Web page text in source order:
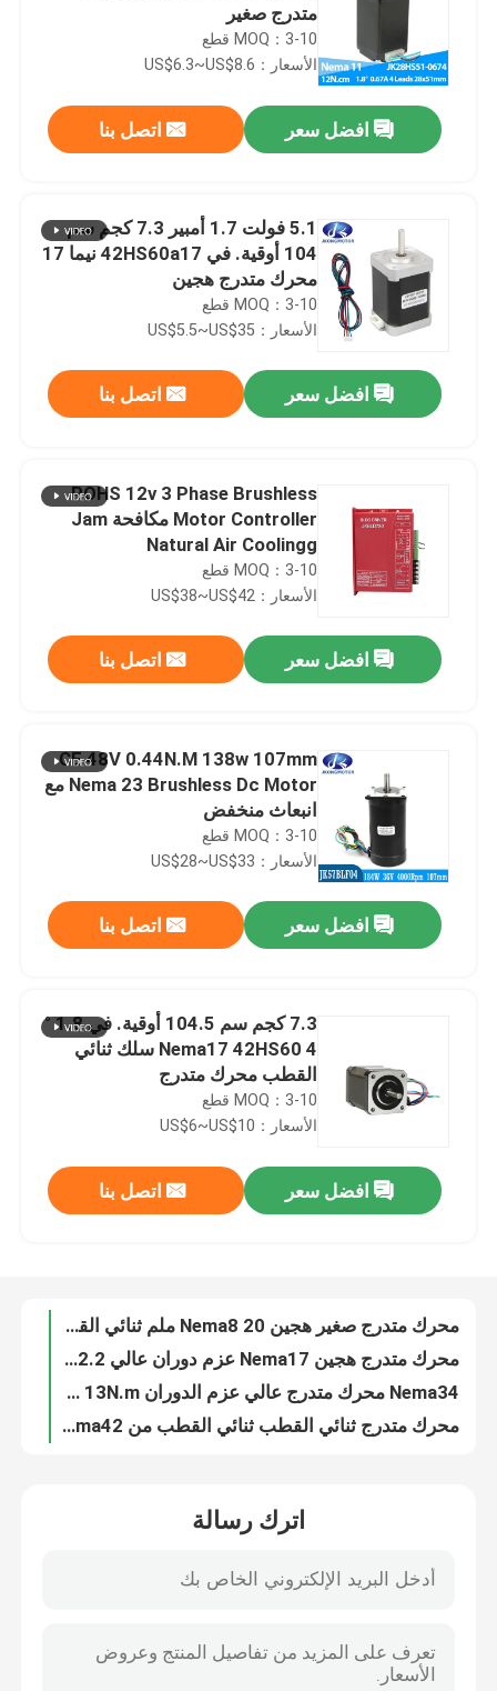
منتجات
معلومات عنا
مراقبة الجودة
اتصل بنا
محرك DC بدون فرشات
متدرج صغير
MOQ：3-10 قطع
الأسعار：US$6.3~US$8.6
افضل سعر اتصل بنا
5.1 فولت 1.7 أمبير 7.3 كجم سم
104 أوقية. في 42HS60a17 نيما 17
محرك متدرج هجين
MOQ：3-10 قطع
الأسعار：US$5.5~US$35
افضل سعر اتصل بنا
ROHS 12v 3 Phase Brushless
Motor Controller مكافحة Jam
Natural Air Coolingg
MOQ：3-10 قطع
الأسعار：US$38~US$42
افضل سعر اتصل بنا
CE 48V 0.44N.M 138w 107mm
Nema 23 Brushless Dc Motor مع
انبعاث منخفض
MOQ：3-10 قطع
الأسعار：US$28~US$33
افضل سعر اتصل بنا
7.3 كجم سم 104.5 أوقية. في 1.8 °
Nema17 42HS60 4 سلك ثنائي
القطب محرك متدرج
MOQ：3-10 قطع
الأسعار：US$6~US$10
افضل سعر اتصل بنا
محرك متدرج تروس مخفض صغير كوكبي موجه محرك متدرج نيما 11 محرك متدرج
محرك متدرج موجه nema 17 محرك متدرج كهربائي عالي الدقة Nema 17 محرك متدرج عالي عزم الدوران مع علبة تروس
محرك متدرج موجه nema 23 ، محرك متدرج عالي عزم الدوران مع علبة تروس 57mm 3.1n.m
محرك متدرج موجه Nema 34 مخفض تروس محرك متدرج عالي عزم الدوران للأبواب الدوارة والبوابات المتأرجحة
اترك رسالة